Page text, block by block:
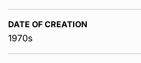
DATE OF CREATION
1970s